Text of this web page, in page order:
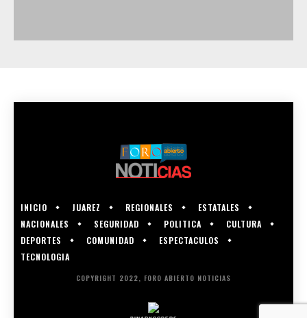
INICIO JUAREZ REGIONALES
ESTATALES
NACIONALES
SEGURIDAD POLITICA
CULTURA
DEPORTES
COMUNIDAD
ESPECTACULOS
TECNOLOGIA
COPYRIGHT 2022, FORO ABIERTO NOTICIAS